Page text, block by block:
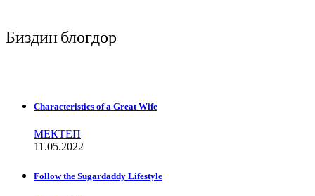
Биздин блогдор
Characteristics of a Great Wife
МЕКТЕП
11.05.2022
Follow the Sugardaddy Lifestyle